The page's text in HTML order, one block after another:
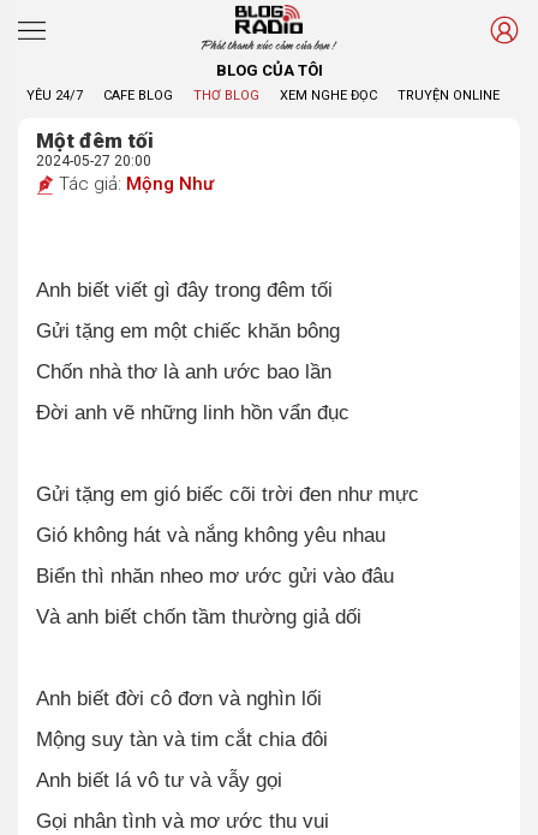
Phát thanh xúc cảm của bạn !
BLOG CỦA TÔI
YÊU 24/7 CAFE BLOG THƠ BLOG XEM NGHE ĐỌC TRUYỆN ONLINE
Một đêm tối
2024-05-27 20:00
Tác giả: Mộng Như
Anh biết viết gì đây trong đêm tối
Gửi tặng em một chiếc khăn bông
Chốn nhà thơ là anh ước bao lần
Đời anh vẽ những linh hồn vẩn đục
Gửi tặng em gió biếc cõi trời đen như mực
Gió không hát và nắng không yêu nhau
Biển thì nhăn nheo mơ ước gửi vào đâu
Và anh biết chốn tầm thường giả dối
Anh biết đời cô đơn và nghìn lối
Mộng suy tàn và tim cắt chia đôi
Anh biết lá vô tư và vẫy gọi
Gọi nhân tình và mơ ước thu vui